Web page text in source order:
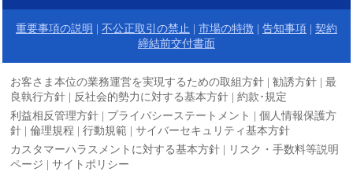
重要事項の説明 | 不公正取引の禁止 | 市場の特徴 | 告知事項 | 契約
締結前交付書面
お客さま本位の業務運営を実現するための取組方針 | 勧誘方針 | 最
良執行方針 | 反社会的勢力に対する基本方針 | 約款･規定
利益相反管理方針 | プライバシーステートメント | 個人情報保護方
針 | 倫理規程 | 行動規範 | サイバーセキュリティ基本方針
カスタマーハラスメントに対する基本方針 | リスク・手数料等説明
ページ | サイトポリシー